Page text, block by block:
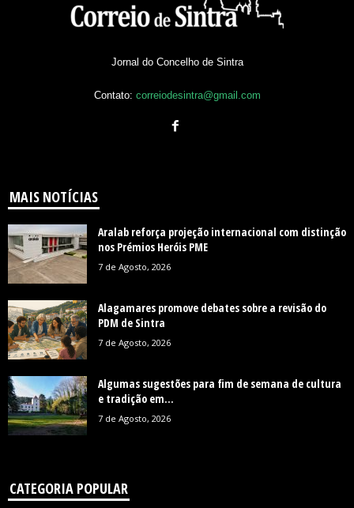
Jornal do Concelho de Sintra
Contato: correiodesintra@gmail.com
MAIS NOTÍCIAS
Aralab reforça projeção internacional com distinção
nos Prémios Heróis PME
7 de Agosto, 2026
Alagamares promove debates sobre a revisão do
PDM de Sintra
7 de Agosto, 2026
Algumas sugestões para fim de semana de cultura
e tradição em...
7 de Agosto, 2026
CATEGORIA POPULAR